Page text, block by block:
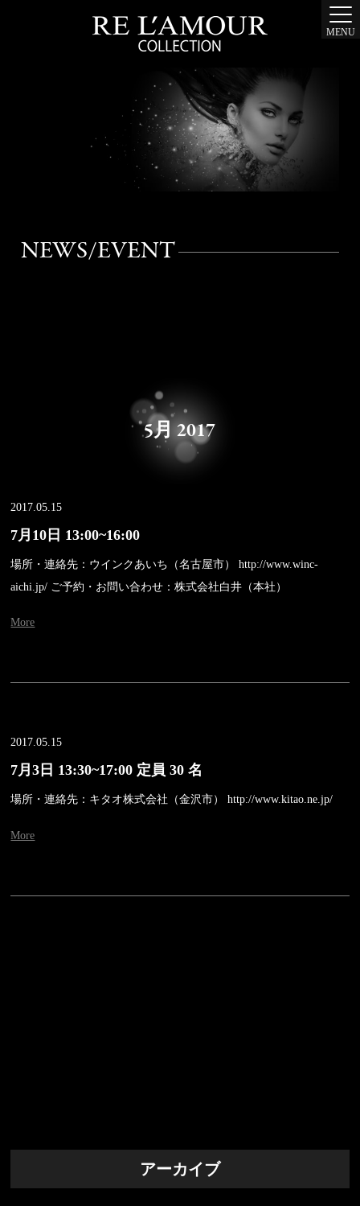
MENU
NEWS/EVENT
5月 2017
2017.05.15
7月10日 13:00~16:00
場所・連絡先：ウインクあいち（名古屋市） http://www.winc-
aichi.jp/ ご予約・お問い合わせ：株式会社白井（本社）
More
2017.05.15
7月3日 13:30~17:00 定員 30 名
場所・連絡先：キタオ株式会社（金沢市） http://www.kitao.ne.jp/
More
アーカイブ